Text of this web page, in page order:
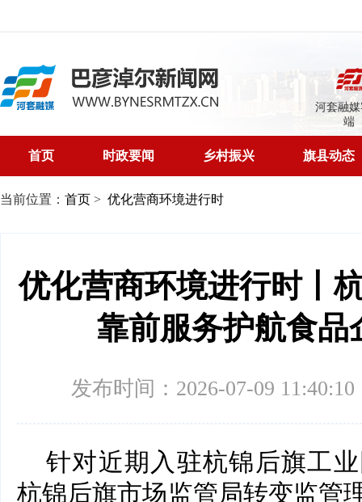
河套融
端
首页 时政要闻 乡村振兴 旗县动态
当前位置： 首页 > 优化营商环境进行时
优化营商环境进行时丨
靠前服务护航食品
发布时间：2026-07-09 11:40:10
针对近期入驻杭锦后旗工
杭锦后旗市场监管局转变监管